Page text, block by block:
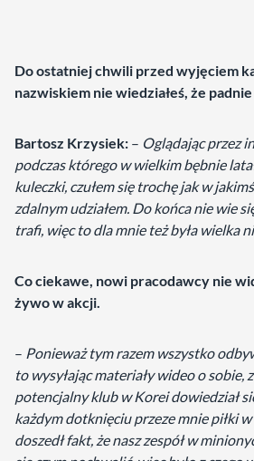
Do ostatniej chwili przed wyjęciem
nazwiskiem nie wiedziałeś, że
Bartosz Krzysiek: – Oglądając przez
podczas którego w wielkim bębnie
kuleczki, czułem się trochę jak w
zdalnym udziałem. Do końca nie wie
trafi, więc to dla mnie też była wielka
Co ciekawe, nowi pracodawcy nie
żywo w akcji.
– Ponieważ tym razem wszystko
to wysyłając materiały wideo o sobie,
potencjalny klub w Korei dowiedział
każdym dotknięciu przeze mnie piłki
doszedł fakt, że nasz zespół w